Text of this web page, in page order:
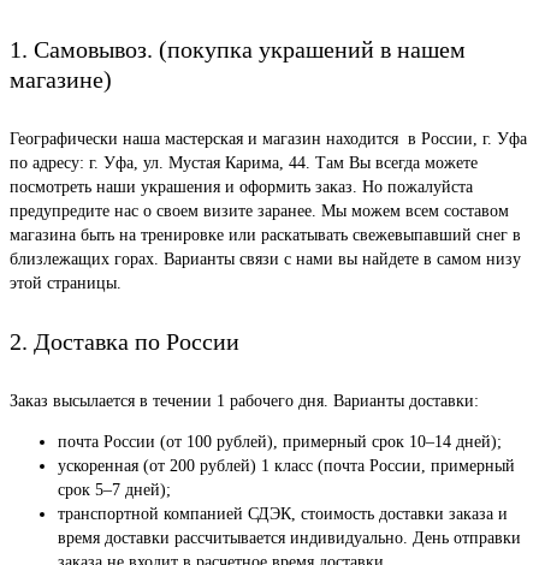
1. Самовывоз. (покупка украшений в нашем
магазине)
Географически наша мастерская и магазин находится в России, г. Уфа
по адресу: г. Уфа, ул. Мустая Карима, 44. Там Вы всегда можете
посмотреть наши украшения и оформить заказ. Но пожалуйста
предупредите нас о своем визите заранее. Мы можем всем составом
магазина быть на тренировке или раскатывать свежевыпавший снег в
близлежащих горах. Варианты связи с нами вы найдете в самом низу
этой страницы.
2. Доставка по России
Заказ высылается в течении 1 рабочего дня. Варианты доставки:
почта России (от 100 рублей), примерный срок 10–14 дней);
ускоренная (от 200 рублей) 1 класс (почта России, примерный
срок 5–7 дней);
транспортной компанией СДЭК, стоимость доставки заказа и
время доставки рассчитывается индивидуально. День отправки